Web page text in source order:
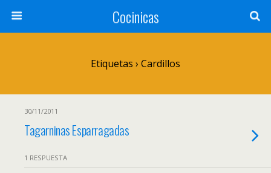
Cocinicas
Etiquetas › Cardillos
30/11/2011
Tagarninas Esparragadas
1 RESPUESTA